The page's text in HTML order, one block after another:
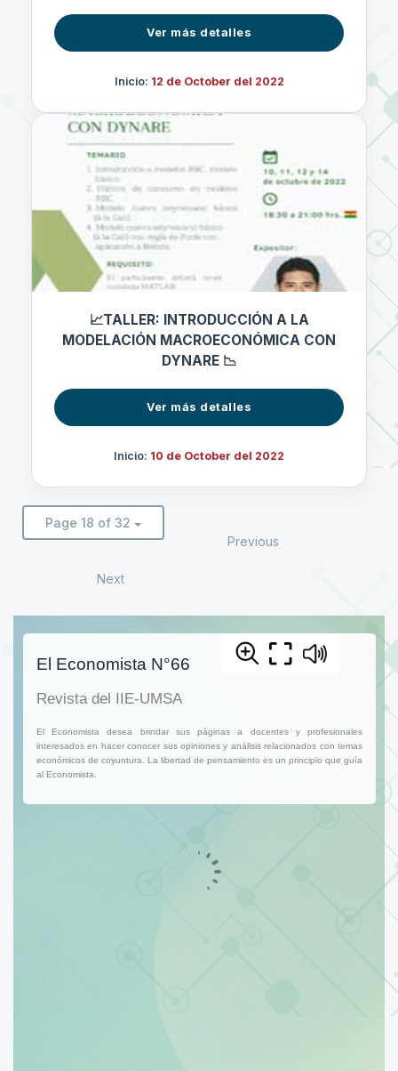
Ver más detalles
Inicio: 12 de October del 2022
📈TALLER: INTRODUCCIÓN A LA
MODELACIÓN MACROECONÓMICA CON
DYNARE 📉
Ver más detalles
Inicio: 10 de October del 2022
Page 18 of 32
Previous
Next